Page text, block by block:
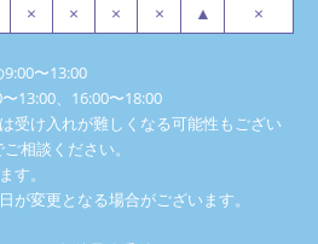
× × × × ▲ ×
〜13:00
13:00、16:00〜18:00
受け入れが難しくなる可能性もござい
相談ください。
す。
が変更となる場合がございます。